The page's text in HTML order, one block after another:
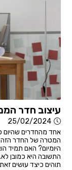
עיצוב חדר
25/02/2024
אחד מהחדרים שהיום
המטרה של החדר הזה
היומיום? האם תמיד
התשובה היא כמובן
תוהים כיצד עושים